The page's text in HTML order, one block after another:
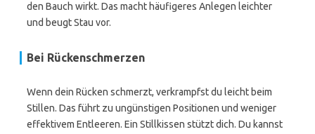
den Bauch wirkt. Das macht häufigeres Anlegen leichter
und beugt Stau vor.
Bei Rückenschmerzen
Wenn dein Rücken schmerzt, verkrampfst du leicht beim
Stillen. Das führt zu ungünstigen Positionen und weniger
effektivem Entleeren. Ein Stillkissen stützt dich. Du kannst